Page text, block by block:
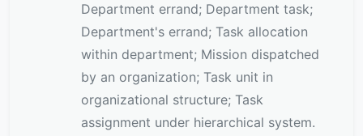
Department errand; Department task;
Department's errand; Task allocation
within department; Mission dispatched
by an organization; Task unit in
organizational structure; Task
assignment under hierarchical system.